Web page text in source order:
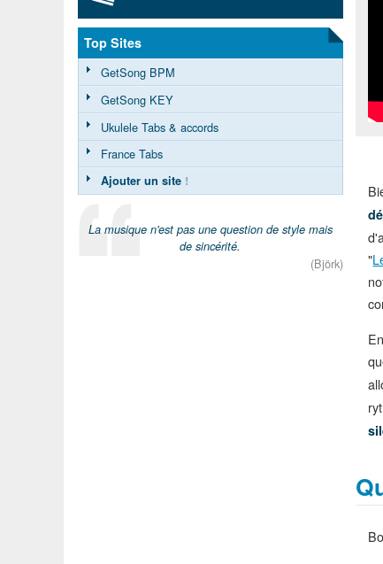
"
Top Sites
GetSong BPM
GetSong KEY
Ukulele Tabs & accords
France Tabs
Ajouter un site!
La musique n'est pas une question de style mais
de sincérité.
(Björk)